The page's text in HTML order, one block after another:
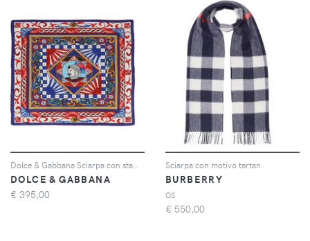
DOLCE & GABBANA
€ 395,00
Sciarpa con motivo tartan
BURBERRY
OS
€ 550,00